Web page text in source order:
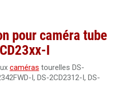
pour caméra tube
I
caméras tourelles DS-
I, DS-2CD2312-I, DS-